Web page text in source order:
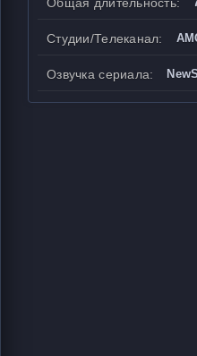
Студии/Телеканал:
Озвучка сериала: